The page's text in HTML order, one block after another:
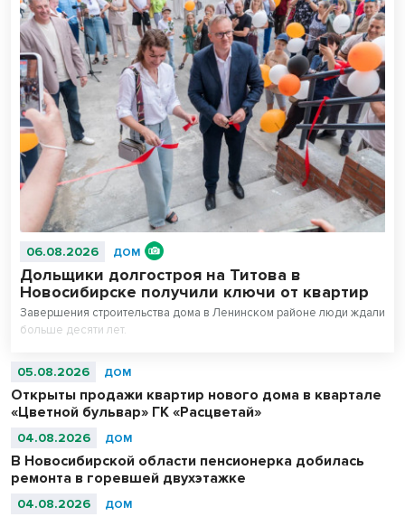
06.08.2026 ДОМ
Дольщики долгостроя на Титова в
Новосибирске получили ключи от квартир
Завершения строительства дома в Ленинском районе люди ждали
больше десяти лет.
05.08.2026 ДОМ
Открыты продажи квартир нового дома в квартале
«Цветной бульвар» ГК «Расцветай»
04.08.2026 ДОМ
В Новосибирской области пенсионерка добилась
ремонта в горевшей двухэтажке
04.08.2026 ДОМ